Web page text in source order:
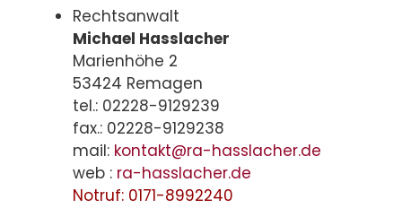
Rechtsanwalt
Michael Hasslacher
Marienhöhe 2
53424 Remagen
tel.: 02228-9129239
fax.: 02228-9129238
mail: kontakt@ra-hasslacher.de
web : ra-hasslacher.de
Notruf: 0171-8992240